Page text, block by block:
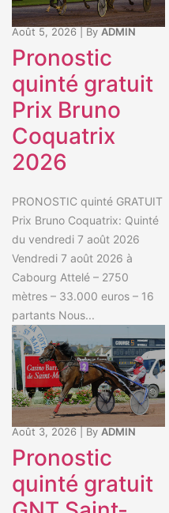
Août 5, 2026 By ADMIN
Pronostic
quinté gratuit
Prix Bruno
Coquatrix
2026
PRONOSTIC quinté GRATUIT
Prix Bruno Coquatrix: Quinté
du vendredi 7 août 2026
Vendredi 7 août 2026 à
Cabourg Attelé – 2750
mètres – 33.000 euros – 16
partants Nous...
Août 3, 2026 By ADMIN
Pronostic
quinté gratuit